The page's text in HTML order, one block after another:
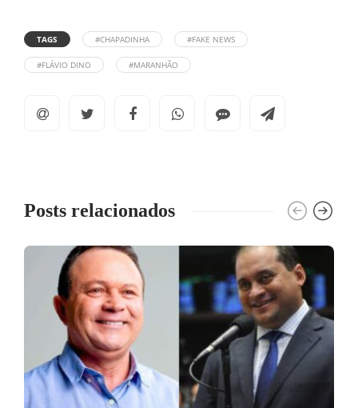
TAGS #CHAPADINHA #FAKE NEWS
#FLÁVIO DINO #MARANHÃO
Posts relacionados